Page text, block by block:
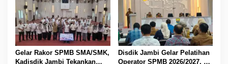
Gelar Rakor SPMB SMA/SMK,
Kadisdik Jambi Tekankan
Disdik Jambi Gelar Pelatihan
Operator SPMB 2026/2027, M